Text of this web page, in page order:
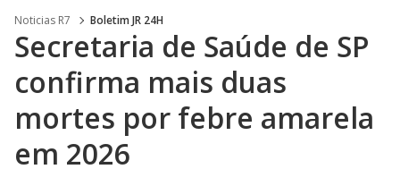
Noticias R7 Boletim JR 24H
Secretaria de Saúde de SP
confirma mais duas
mortes por febre amarela
em 2026